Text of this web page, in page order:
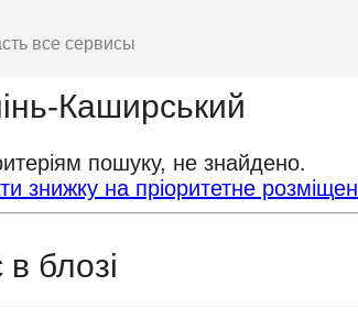
все сервисы
Каширський
пошуку, не знайдено.
знижку на пріоритетне
блозі